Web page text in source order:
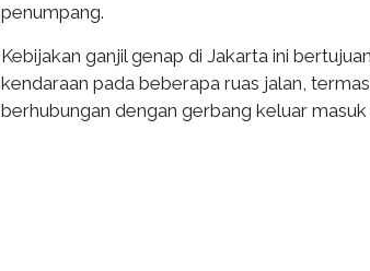
penumpang.
Kebijakan ganjil genap di Jakarta ini
kendaraan pada beberapa ruas jalan,
berhubungan dengan gerbang keluar